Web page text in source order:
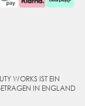
WORKS IST EIN
IN ENGLAND